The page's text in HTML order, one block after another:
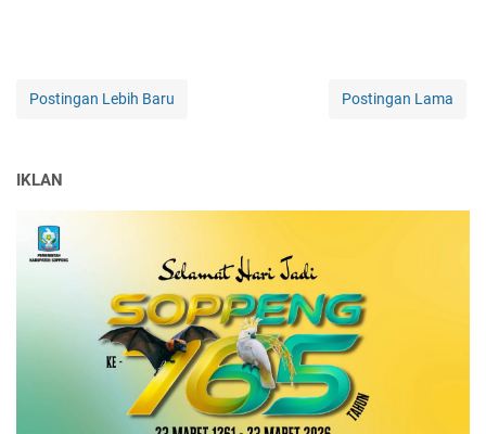
Postingan Lebih Baru Postingan Lama
IKLAN